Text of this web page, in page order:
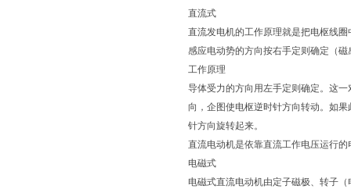
直流式
直流发电机的工作原理就是把电枢线
感应电动势的方向按右手定则确定（
工作原理
导体受力的方向用左手定则确定。这
向，企图使电枢逆时针方向转动。如
针方向旋转起来。
直流电动机是依靠直流工作电压运
电磁式
电磁式直流电动机由定子磁极、转子